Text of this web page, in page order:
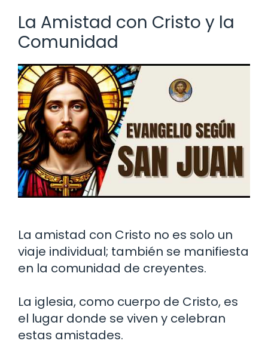
La Amistad con Cristo y la
Comunidad
La amistad con Cristo no es solo un
viaje individual; también se manifiesta
en la comunidad de creyentes.
La iglesia, como cuerpo de Cristo, es
el lugar donde se viven y celebran
estas amistades.